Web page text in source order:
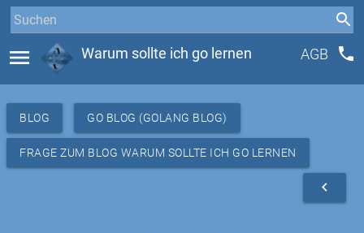
menu Warum sollte ich go lernen AGB phone
BLOG GO BLOG (GOLANG BLOG)
FRAGE ZUM BLOG WARUM SOLLTE ICH GO LERNEN
navigate_before